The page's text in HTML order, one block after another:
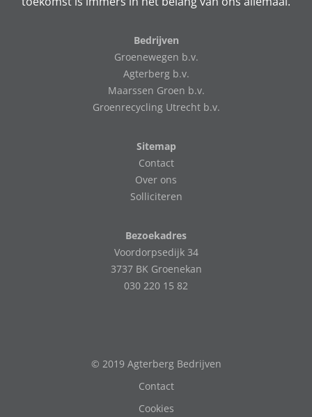
Bedrijven
Groenewegen b.v.
Agterberg b.v.
Maarssen Groen b.v.
Groenrecycling Utrecht b.v.
Sitemap
Contact
Over ons
Solliciteren
Bezoekadres
Voordorpsedijk 34
3737 BK Groenekan
030 220 15 82
© 2019 Agterberg Bedrijven
Contact
Cookies